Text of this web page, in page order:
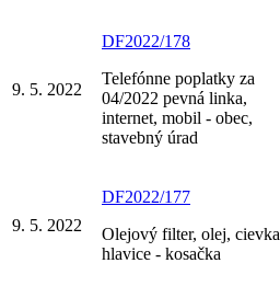
9. 5. 2022
DF2022/178
Telefónne poplatky za
04/2022 pevná linka,
internet, mobil - obec,
stavebný úrad
9. 5. 2022
DF2022/177
Olejový filter, olej, cievka
hlavice - kosačka